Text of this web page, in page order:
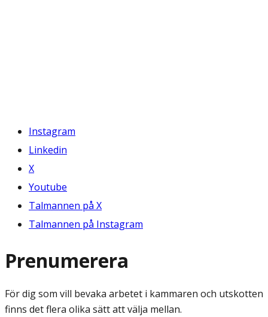
Instagram
Linkedin
X
Youtube
Talmannen på X
Talmannen på Instagram
Prenumerera
För dig som vill bevaka arbetet i kammaren och utskotten
finns det flera olika sätt att välja mellan.